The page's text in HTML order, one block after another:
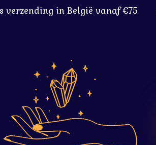
verzending in België vanaf €75